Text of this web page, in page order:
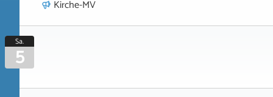
Kirche-MV
Sa.
5